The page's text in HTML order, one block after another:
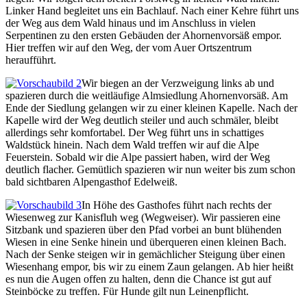
Linker Hand begleitet uns ein Bachlauf. Nach einer Kehre führt uns
der Weg aus dem Wald hinaus und im Anschluss in vielen
Serpentinen zu den ersten Gebäuden der Ahornenvorsäß empor.
Hier treffen wir auf den Weg, der vom Auer Ortszentrum
heraufführt.
Wir biegen an der Verzweigung links ab und
spazieren durch die weitläufige Almsiedlung Ahornenvorsäß. Am
Ende der Siedlung gelangen wir zu einer kleinen Kapelle. Nach der
Kapelle wird der Weg deutlich steiler und auch schmäler, bleibt
allerdings sehr komfortabel. Der Weg führt uns in schattiges
Waldstück hinein. Nach dem Wald treffen wir auf die Alpe
Feuerstein. Sobald wir die Alpe passiert haben, wird der Weg
deutlich flacher. Gemütlich spazieren wir nun weiter bis zum schon
bald sichtbaren Alpengasthof Edelweiß.
In Höhe des Gasthofes führt nach rechts der
Wiesenweg zur Kanisfluh weg (Wegweiser). Wir passieren eine
Sitzbank und spazieren über den Pfad vorbei an bunt blühenden
Wiesen in eine Senke hinein und überqueren einen kleinen Bach.
Nach der Senke steigen wir in gemächlicher Steigung über einen
Wiesenhang empor, bis wir zu einem Zaun gelangen. Ab hier heißt
es nun die Augen offen zu halten, denn die Chance ist gut auf
Steinböcke zu treffen. Für Hunde gilt nun Leinenpflicht.